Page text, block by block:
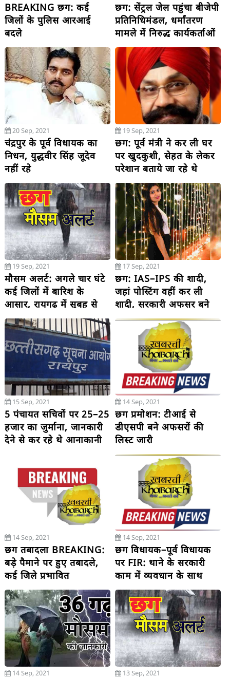
BREAKING छग: कई
जिलों के पुलिस आरआई
बदले
छग: सेंट्रल जेल पहुंचा बीजेपी
प्रतिनिधिमंडल, धर्मांतरण
मामले में निरुद्ध कार्यकर्ताओं
से मिलने पहुंचे
20 Sep, 2021
चंद्रपुर के पूर्व विधायक का
निधन, युद्धवीर सिंह जूदेव
नहीं रहे
19 Sep, 2021
छग: पूर्व मंत्री ने कर ली घर
पर खुदकुशी, सेहत के लेकर
परेशान बताये जा रहे थे
19 Sep, 2021
मौसम अलर्ट: अगले चार घंटे
कई जिलों में बारिश के
आसार, रायगढ़ में सुबह से
छाए हुए बादल
17 Sep, 2021
छग: IAS–IPS की शादी,
जहां पोस्टिंग वहीं कर ली
शादी, सरकारी अफसर बने
साक्षी
15 Sep, 2021
5 पंचायत सचिवों पर 25–25
हजार का जुर्माना, जानकारी
देने से कर रहे थे आनाकानी
14 Sep, 2021
छग प्रमोशन: टीआई से
डीएसपी बने अफसरों की
लिस्ट जारी
14 Sep, 2021
छग तबादला BREAKING:
बड़े पैमाने पर हुए तबादले,
कई जिले प्रभावित
14 Sep, 2021
छग विधायक–पूर्व विधायक
पर FIR: थाने के सरकारी
काम में व्यवधान के साथ
हंगामे का मामला
14 Sep, 2021 13 Sep, 2021